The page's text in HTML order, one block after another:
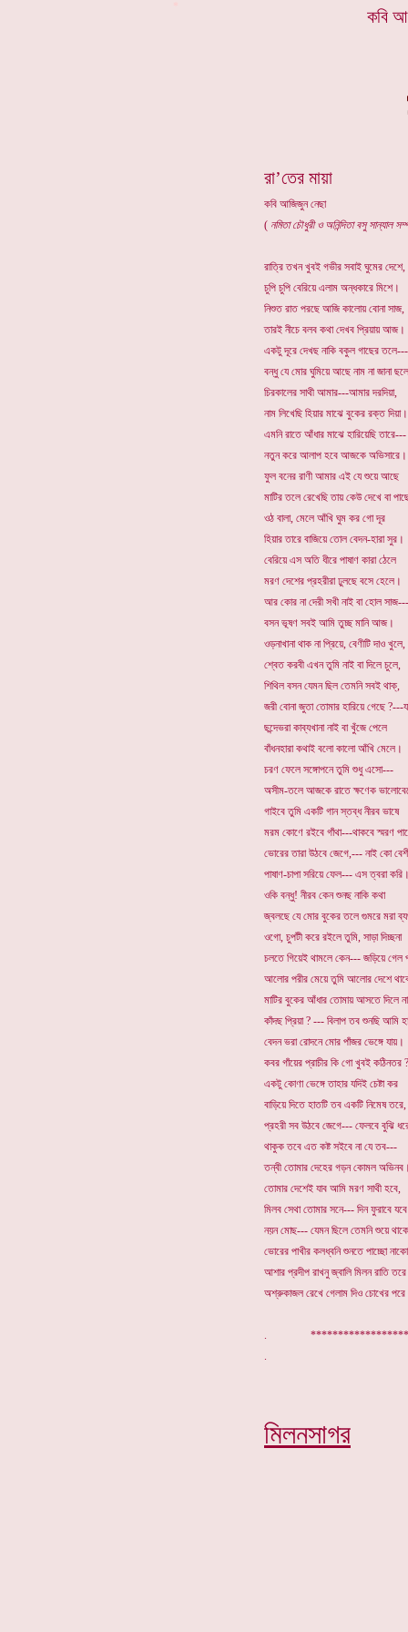
রা’তের মায়া
কবি আজিজুন নেছা
( নমিতা চৌধুরী ও অনিন্দিতা বসু সান্যাল
রাত্রি তখন খুবই গভীর সবাই ঘুমের দেশে,
চুপি চুপি বেরিয়ে এলাম অন্ধকারে মিশে।
নিশুত রাত পরছে আজি কালোয় বোনা সাজ,
তারই নীচে বলব কথা দেখব প্রিয়ায় আজ।
একটু দূরে দেখছ নাকি বকুল গাছের তলে---
বন্ধু যে মোর ঘুমিয়ে আছে নাম না জানা
চিরকালের সাথী আমার---আমার দরদিয়া,
নাম লিখেছি হিয়ার মাঝে বুকের রক্ত দিয়া।
এমনি রাতে আঁধার মাঝে হারিয়েছি তারে---
নতুন করে আলাপ হবে আজকে অভিসারে।
ফুল বনের রাণী আমার এই যে শুয়ে আছে
মাটির তলে রেখেছি তায় কেউ দেখে বা
ওঠ বালা, মেলে আঁখি ঘুম কর গো দূর
হিয়ার তারে বাজিয়ে তোল বেদন-হারা সুর।
বেরিয়ে এস অতি ধীরে পাষাণ কারা ঠেলে
মরণ দেশের প্রহরীরা ঢুলছে বসে হেলে।
আর কোর না দেরী সখী নাই বা হোল সাজ---
বসন ভূষণ সবই আমি তুচ্ছ মানি আজ।
ওড়নাখানা থাক না প্রিয়ে, বেণীটি দাও খুলে,
শ্বেত করবী এখন তুমি নাই বা দিলে চুলে,
শিথিল বসন যেমন ছিল তেমনি সবই থাক্,
জরী বোনা জুতা তোমার হারিয়ে গেছে ?---
ছন্দেভরা কাব্যখানা নাই বা খুঁজে পেলে
বাঁধনহারা কথাই বলো কালো আঁখি মেলে।
চরণ ফেলে সঙ্গোপনে তুমি শুধু এসো---
অসীম-তলে আজকে রাতে ক্ষণেক
গাইবে তুমি একটি গান স্তব্ধ নীরব ভাষে
মরম কোণে রইবে গাঁথা---থাকবে স্মরণ
ভোরের তারা উঠবে জেগে,--- নাই কো
পাষাণ-চাপা সরিয়ে ফেল--- এস ত্বরা
ওকি বন্ধু! নীরব কেন শুনছ নাকি কথা
জ্বলছে যে মোর বুকের তলে গুমরে মরা
ওগো, চুপটী করে রইলে তুমি, সাড়া দিচ্ছনা
চলতে গিয়েই থামলে কেন--- জড়িয়ে গেল
আলোর পরীর মেয়ে তুমি আলোর দেশে
মাটির বুকের আঁধার তোমায় আসতে দিলে
কাঁদছ প্রিয়া ? --- বিলাপ তব শুনছি আমি
বেদন ভরা রোদনে মোর পাঁজর ভেঙ্গে যায়।
কবর গাঁয়ের প্রাচীর কি গো খুবই কঠিনতর ?
একটু কোণা ভেঙ্গে তাহার যদিই চেষ্টা কর
বাড়িয়ে দিতে হাতটি তব একটি নিমেষ তরে,
প্রহরী সব উঠবে জেগে--- ফেলবে বুঝি
থাকুক তবে এত কষ্ট সইবে না যে তব---
তন্বী তোমার দেহের গড়ন কোমল
তোমার দেশেই যাব আমি মরণ সাথী হবে,
মিলব সেথা তোমার সনে--- দিন ফুরাবে
নয়ন মোছ--- যেমন ছিলে তেমনি শুয়ে
ভোরের পাখীর কলধ্বনি শুনতে পাচ্ছো
আশার প্রদীপ রাখনু জ্বালি মিলন রাতি তরে
অশ্রুকাজল রেখে গেলাম দিও চোখের
.
মিলনসাগর
কবি